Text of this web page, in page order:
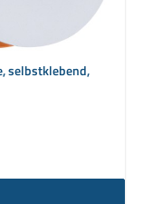
selbstklebend,